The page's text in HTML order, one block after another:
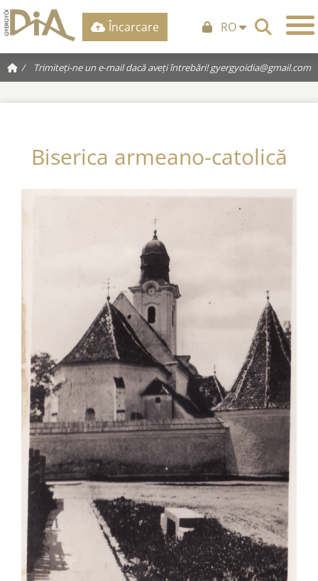
Încarcare RO
/ Trimiteți-ne un e-mail dacă aveți întrebări!gyergyoidia@gmail.com
Biserica armeano-catolică